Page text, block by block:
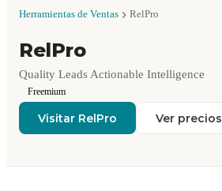
Herramientas de Ventas RelPro
RelPro
Quality Leads Actionable Intelligence
Freemium
Visitar RelPro Ver precios